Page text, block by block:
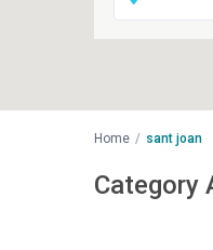
Home sant joan
Category